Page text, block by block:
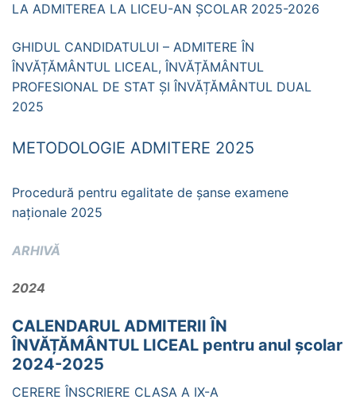
LA ADMITEREA LA LICEU-AN ȘCOLAR 2025-2026
GHIDUL CANDIDATULUI – ADMITERE ÎN
ÎNVĂȚĂMÂNTUL LICEAL, ÎNVĂȚĂMÂNTUL
PROFESIONAL DE STAT ȘI ÎNVĂȚĂMÂNTUL DUAL
2025
METODOLOGIE ADMITERE 2025
Procedură pentru egalitate de șanse examene
naționale 2025
ARHIVĂ
2024
CALENDARUL ADMITERII ÎN
ÎNVĂȚĂMÂNTUL LICEAL pentru anul școlar
2024-2025
CERERE ÎNSCRIERE CLASA A IX-A